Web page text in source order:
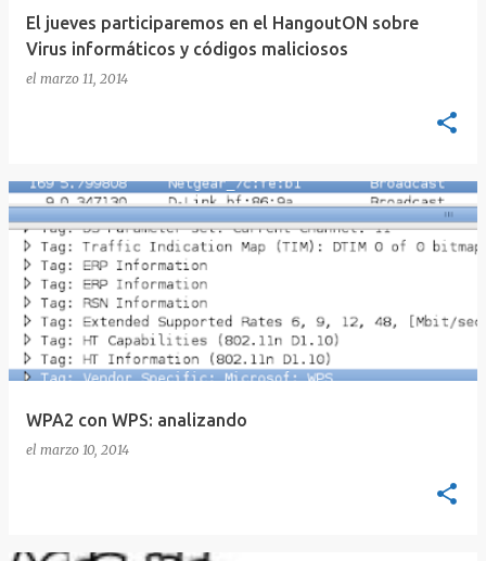
El jueves participaremos en el HangoutON sobre
Virus informáticos y códigos maliciosos
el marzo 11, 2014
WPA2 con WPS: analizando
el marzo 10, 2014